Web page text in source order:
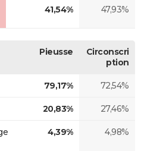
41,54% 47,93%
Pieusse
Circonscri
ption
79,17% 72,54%
20,83% 27,46%
4,39% 4,98%